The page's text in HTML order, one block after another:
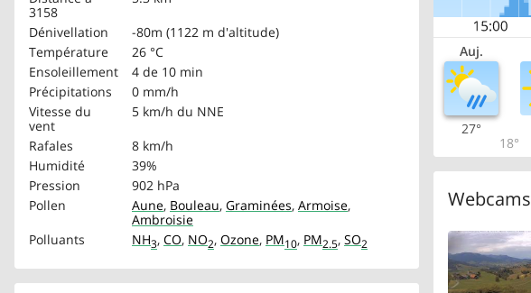
3158
Dénivellation
-80m (1122 m d'altitude)
Température
26 °C
Ensoleillement
4 de 10 min
Précipitations
0 mm/h
Vitesse du
vent
5 km/h du NNE
Rafales
8 km/h
Humidité
39%
Pression
902 hPa
Pollen
Aune, Bouleau, Graminées, Armoise,
Ambroisie
Polluants
NH3, CO, NO2, Ozone, PM10, PM2.5, SO2
Auj.
27°
18°
Webcams